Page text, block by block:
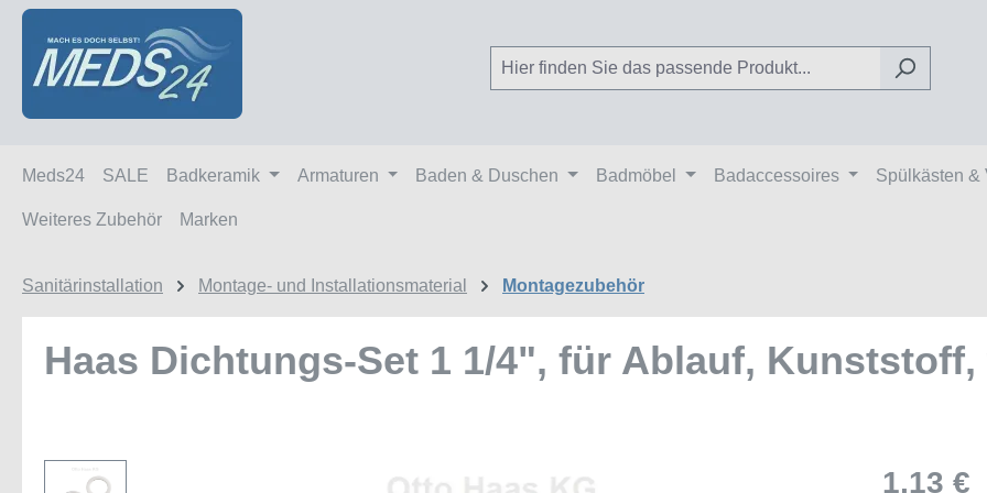
Hauptinhalt springen
Zur Suche springen
Zur Hauptnavigation springen
Meds24 SALE Badkeramik Armaturen Baden & Duschen Badmöbel Badaccessoires Spülkästen &
Weiteres Zubehör Marken
Sanitärinstallation Montage- und Installationsmaterial Montagezubehör
Haas Dichtungs-Set 1 1/4", für Ablauf, Kunststoff,
1,13 €